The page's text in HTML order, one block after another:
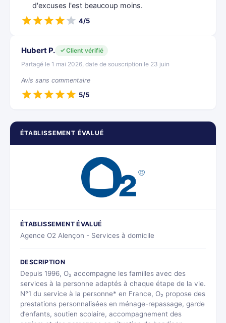
ÉTABLISSEMENT ÉVALUÉ
ÉTABLISSEMENT ÉVALUÉ
Agence O2 Alençon - Services à domicile
DESCRIPTION
Depuis 1996, O₂ accompagne les familles avec des
services à la personne adaptés à chaque étape de la vie.
N°1 du service à la personne* en France, O₂ propose des
prestations personnalisées en ménage-repassage, garde
d’enfants, soutien scolaire, accompagnement des
d'excuses l'est beaucoup moins.
4/5
Hubert P.
Client vérifié
Partagé le 1 mai 2026, date de souscription le 23 juin
Avis sans commentaire
5/5